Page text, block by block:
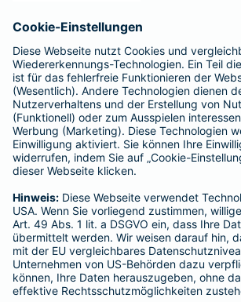
Barmenia ist Teil der
BELIEBTE SEITEN
Kranken-
Tierversicherungen
Haftpflichtversicherung
Hausratversicherung
Adresse ändern
Schaden melden
Kilometerstandsmeldung
Serviceübersicht